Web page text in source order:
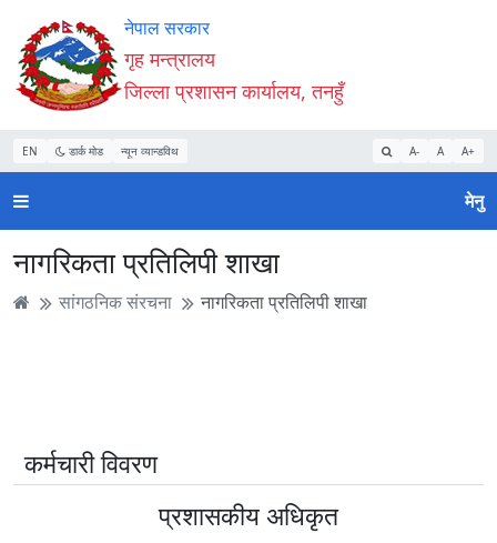
Accessibility
Mode
सुरु
गर्नुहोस्
सामाग्री
पढ्नुहाेस्
नेभिगेसन
पढ्नुहाेस्
वेबसाइट
खोजमा
जानुहोस्
नेपाल सरकार
गृह मन्त्रालय
जिल्ला प्रशासन कार्यालय, तनहुँ
EN डार्क मोड न्यून व्यान्डविथ A- A A+
मेनु
नागरिकता प्रतिलिपी शाखा
सांगठनिक संरचना नागरिकता प्रतिलिपी शाखा
कर्मचारी विवरण
प्रशासकीय अधिकृत